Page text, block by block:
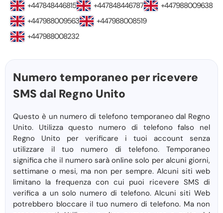
+447848446815
+447848446787
+447988009638
+447988009563
+447988008519
+447988008232
Numero temporaneo per ricevere
SMS dal Regno Unito
Questo è un numero di telefono temporaneo dal Regno
Unito. Utilizza questo numero di telefono falso nel
Regno Unito per verificare i tuoi account senza
utilizzare il tuo numero di telefono. Temporaneo
significa che il numero sarà online solo per alcuni giorni,
settimane o mesi, ma non per sempre. Alcuni siti web
limitano la frequenza con cui puoi ricevere SMS di
verifica a un solo numero di telefono. Alcuni siti Web
potrebbero bloccare il tuo numero di telefono. Ma non